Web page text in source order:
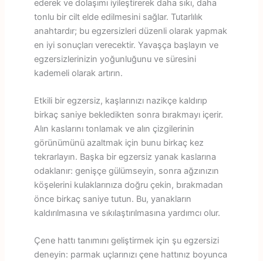
ederek ve dolaşımı iyileştirerek daha sıkı, daha
tonlu bir cilt elde edilmesini sağlar. Tutarlılık
anahtardır; bu egzersizleri düzenli olarak yapmak
en iyi sonuçları verecektir. Yavaşça başlayın ve
egzersizlerinizin yoğunluğunu ve süresini
kademeli olarak artırın.
Etkili bir egzersiz, kaşlarınızı nazikçe kaldırıp
birkaç saniye bekledikten sonra bırakmayı içerir.
Alın kaslarını tonlamak ve alın çizgilerinin
görünümünü azaltmak için bunu birkaç kez
tekrarlayın. Başka bir egzersiz yanak kaslarına
odaklanır: genişçe gülümseyin, sonra ağzınızın
köşelerini kulaklarınıza doğru çekin, bırakmadan
önce birkaç saniye tutun. Bu, yanakların
kaldırılmasına ve sıkılaştırılmasına yardımcı olur.
Çene hattı tanımını geliştirmek için şu egzersizi
deneyin: parmak uçlarınızı çene hattınız boyunca